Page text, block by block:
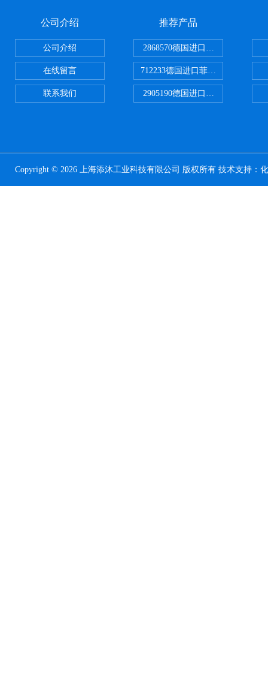
公司介绍
公司介绍
在线留言
联系我们
推荐产品
2868570德国进口菲尼克斯电源
712233德国进口菲尼克斯断路器
2905190德国进口菲尼克斯继电器
Copyright © 2026 上海添沐工业科技有限公司 版权所有 技术支持：